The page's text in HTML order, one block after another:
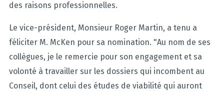
des raisons professionnelles.
Le vice-président, Monsieur Roger Martin, a tenu a
féliciter M. McKen pour sa nomination. "Au nom de ses
collègues, je le remercie pour son engagement et sa
volonté à travailler sur les dossiers qui incombent au
Conseil, dont celui des études de viabilité qui auront